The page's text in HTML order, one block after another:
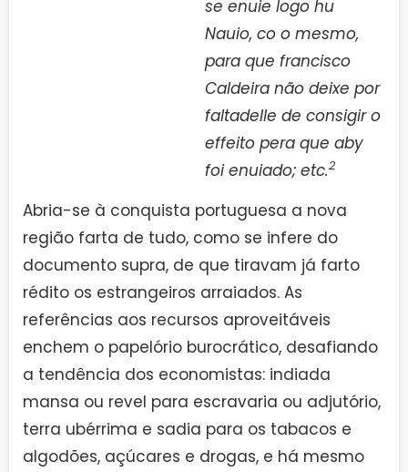
se enuie logo hu
Nauio, co o mesmo,
para que francisco
Caldeira não deixe por
faltadelle de consigir o
effeito pera que aby
foi enuiado; etc.2
Abria-se à conquista portuguesa a nova
região farta de tudo, como se infere do
documento supra, de que tiravam já farto
rédito os estrangeiros arraiados. As
referências aos recursos aproveitáveis
enchem o papelório burocrático, desafiando
a tendência dos economistas: indiada
mansa ou revel para escravaria ou adjutório,
terra ubérrima e sadia para os tabacos e
algodões, açúcares e drogas, e há mesmo